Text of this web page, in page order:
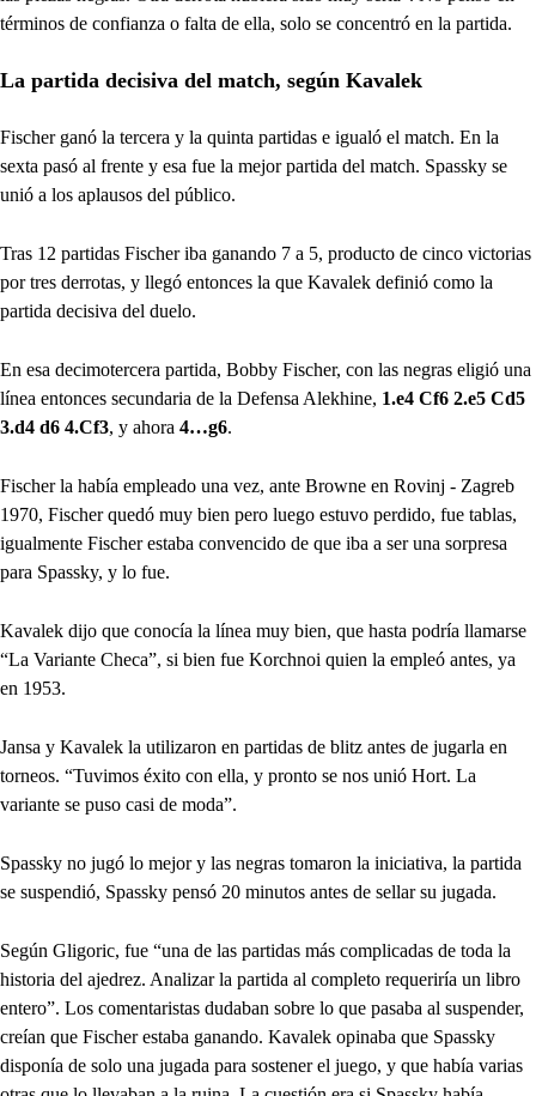
términos de confianza o falta de ella, solo se concentró en la partida.
La partida decisiva del match, según Kavalek
Fischer ganó la tercera y la quinta partidas e igualó el match. En la
sexta pasó al frente y esa fue la mejor partida del match. Spassky se
unió a los aplausos del público.
Tras 12 partidas Fischer iba ganando 7 a 5, producto de cinco victorias
por tres derrotas, y llegó entonces la que Kavalek definió como la
partida decisiva del duelo.
En esa decimotercera partida, Bobby Fischer, con las negras eligió una
línea entonces secundaria de la Defensa Alekhine, 1.e4 Cf6 2.e5 Cd5
3.d4 d6 4.Cf3, y ahora 4…g6.
Fischer la había empleado una vez, ante Browne en Rovinj - Zagreb
1970, Fischer quedó muy bien pero luego estuvo perdido, fue tablas,
igualmente Fischer estaba convencido de que iba a ser una sorpresa
para Spassky, y lo fue.
Kavalek dijo que conocía la línea muy bien, que hasta podría llamarse
“La Variante Checa”, si bien fue Korchnoi quien la empleó antes, ya
en 1953.
Jansa y Kavalek la utilizaron en partidas de blitz antes de jugarla en
torneos. “Tuvimos éxito con ella, y pronto se nos unió Hort. La
variante se puso casi de moda”.
Spassky no jugó lo mejor y las negras tomaron la iniciativa, la partida
se suspendió, Spassky pensó 20 minutos antes de sellar su jugada.
Según Gligoric, fue “una de las partidas más complicadas de toda la
historia del ajedrez. Analizar la partida al completo requeriría un libro
entero”. Los comentaristas dudaban sobre lo que pasaba al suspender,
creían que Fischer estaba ganando. Kavalek opinaba que Spassky
disponía de solo una jugada para sostener el juego, y que había varias